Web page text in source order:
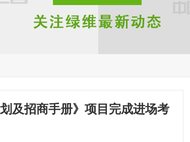
及招商手册》项目完成进场考